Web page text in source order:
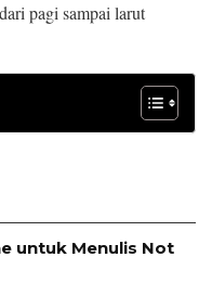
pagi sampai larut
untuk Menulis Not